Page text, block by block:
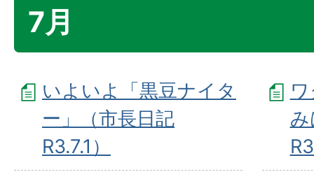
7月
いよいよ「黒豆ナイタ
ー」（市長日記
R3.7.1）